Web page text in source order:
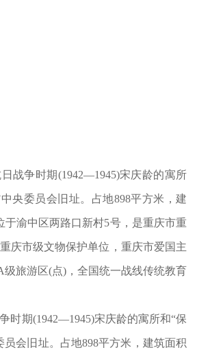
争时期(1942—1945)宋庆龄的寓所
央委员会旧址。占地898平方米，建
于渝中区两路口新村5号，是重庆市重
庆市级文物保护单位，重庆市爱国主
级旅游区(点)，全国统一战线传统教育
期(1942—1945)宋庆龄的寓所和“保
员会旧址。占地898平方米，建筑面积